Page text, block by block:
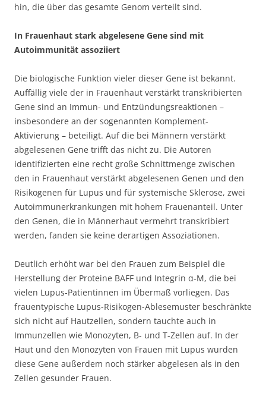
hin, die über das gesamte Genom verteilt sind.
In Frauenhaut stark abgelesene Gene sind mit
Autoimmunität assoziiert
Die biologische Funktion vieler dieser Gene ist bekannt.
Auffällig viele der in Frauenhaut verstärkt transkribierten
Gene sind an Immun- und Entzündungsreaktionen –
insbesondere an der sogenannten Komplement-
Aktivierung – beteiligt. Auf die bei Männern verstärkt
abgelesenen Gene trifft das nicht zu. Die Autoren
identifizierten eine recht große Schnittmenge zwischen
den in Frauenhaut verstärkt abgelesenen Genen und den
Risikogenen für Lupus und für systemische Sklerose, zwei
Autoimmunerkrankungen mit hohem Frauenanteil. Unter
den Genen, die in Männerhaut vermehrt transkribiert
werden, fanden sie keine derartigen Assoziationen.
Deutlich erhöht war bei den Frauen zum Beispiel die
Herstellung der Proteine BAFF und Integrin α-M, die bei
vielen Lupus-Patientinnen im Übermaß vorliegen. Das
frauentypische Lupus-Risikogen-Ablesemuster beschränkte
sich nicht auf Hautzellen, sondern tauchte auch in
Immunzellen wie Monozyten, B- und T-Zellen auf. In der
Haut und den Monozyten von Frauen mit Lupus wurden
diese Gene außerdem noch stärker abgelesen als in den
Zellen gesunder Frauen.